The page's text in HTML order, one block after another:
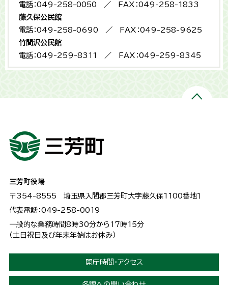
電話：049-258-0050 ／ FAX：049-258-1833
藤久保公民館
電話：049-258-0690 ／ FAX：049-258-9625
竹間沢公民館
電話：049-259-8311 ／ FAX：049-259-8345
三芳町役場
〒354-8555 埼玉県入間郡三芳町大字藤久保1100番地１
代表電話：049-258-0019
一般的な業務時間8時30分から17時15分
（土日祝日及び年末年始はお休み）
開庁時間・アクセス